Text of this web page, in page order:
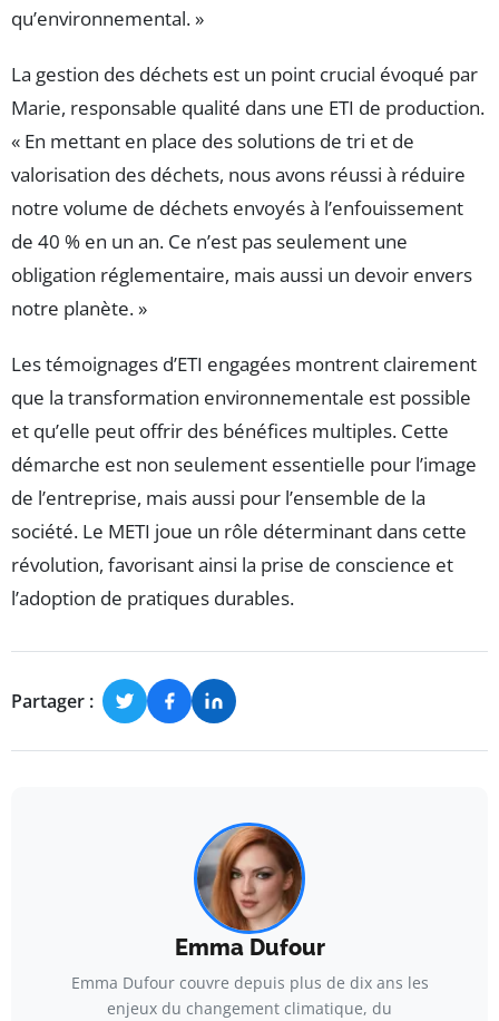
qu’environnemental. »
La gestion des déchets est un point crucial évoqué par
Marie, responsable qualité dans une ETI de production.
« En mettant en place des solutions de tri et de
valorisation des déchets, nous avons réussi à réduire
notre volume de déchets envoyés à l’enfouissement
de 40 % en un an. Ce n’est pas seulement une
obligation réglementaire, mais aussi un devoir envers
notre planète. »
Les témoignages d’ETI engagées montrent clairement
que la transformation environnementale est possible
et qu’elle peut offrir des bénéfices multiples. Cette
démarche est non seulement essentielle pour l’image
de l’entreprise, mais aussi pour l’ensemble de la
société. Le METI joue un rôle déterminant dans cette
révolution, favorisant ainsi la prise de conscience et
l’adoption de pratiques durables.
Partager :
Emma Dufour
Emma Dufour couvre depuis plus de dix ans les
enjeux du changement climatique, du